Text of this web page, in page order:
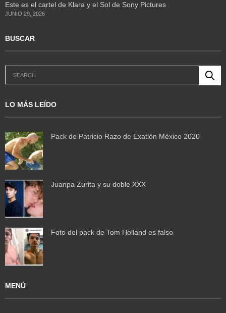
Este es el cartel de Klara y el Sol de Sony Pictures
JUNIO 29, 2026
BUSCAR
LO MÁS LEÍDO
Pack de Patricio Razo de Exatlón México 2020
Juanpa Zurita y su doble XXX
Foto del pack de Tom Holland es falso
MENÚ